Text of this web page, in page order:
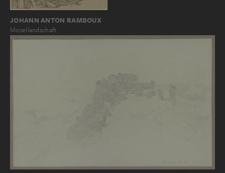
JOHANN ANTON RAMBOUX
Mosellandschaft